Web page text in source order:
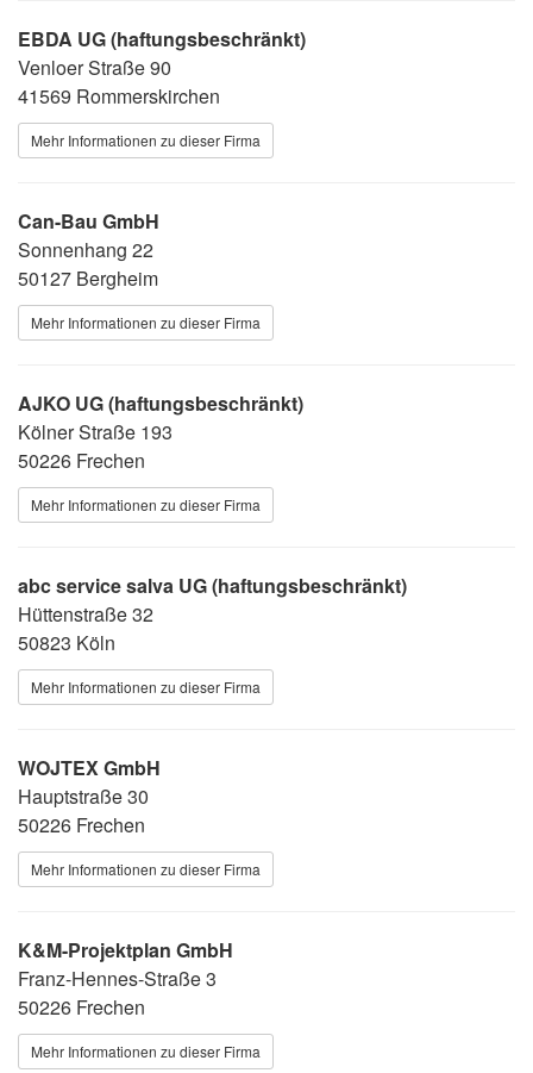
EBDA UG (haftungsbeschränkt)
Venloer Straße 90
41569 Rommerskirchen
Mehr Informationen zu dieser Firma
Can-Bau GmbH
Sonnenhang 22
50127 Bergheim
Mehr Informationen zu dieser Firma
AJKO UG (haftungsbeschränkt)
Kölner Straße 193
50226 Frechen
Mehr Informationen zu dieser Firma
abc service salva UG (haftungsbeschränkt)
Hüttenstraße 32
50823 Köln
Mehr Informationen zu dieser Firma
WOJTEX GmbH
Hauptstraße 30
50226 Frechen
Mehr Informationen zu dieser Firma
K&M-Projektplan GmbH
Franz-Hennes-Straße 3
50226 Frechen
Mehr Informationen zu dieser Firma